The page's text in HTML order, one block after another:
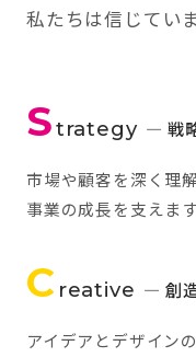
私たちは信じていま
Strategy — 戦
市場や顧客を深く理
事業の成長を支えます
C reative — 創
アイデアとデザイン